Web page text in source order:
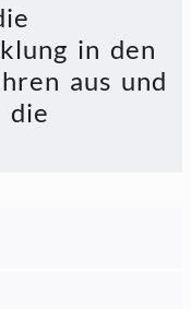
in den
aus und
die